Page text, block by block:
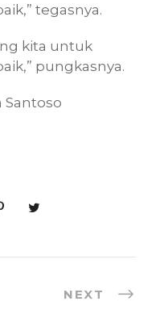
tegasnya.
kita untuk
pungkasnya.
Santoso
NEXT